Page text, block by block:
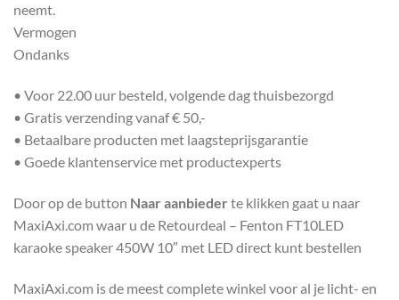
neemt.
Vermogen
Ondanks
• Voor 22.00 uur besteld, volgende dag thuisbezorgd
• Gratis verzending vanaf € 50,-
• Betaalbare producten met laagsteprijsgarantie
• Goede klantenservice met productexperts
Door op de button Naar aanbieder te klikken gaat u naar
MaxiAxi.com waar u de Retourdeal – Fenton FT10LED
karaoke speaker 450W 10″ met LED direct kunt bestellen
MaxiAxi.com is de meest complete winkel voor al je licht- en